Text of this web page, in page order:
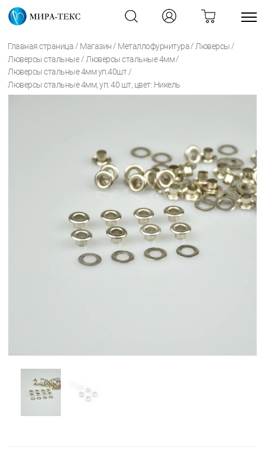
Главная страница / Магазин / Металлофурнитура / Люверсы /
Люверсы стальные / Люверсы стальные 4мм /
Люверсы стальные 4мм уп.40шт /
Люверсы стальные 4мм, уп. 40 шт, цвет: Никель